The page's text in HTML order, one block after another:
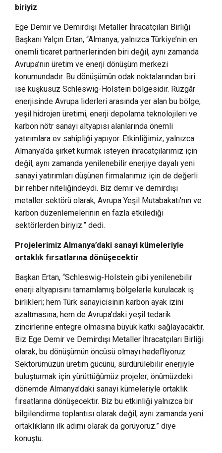
biriyiz
Ege Demir ve Demirdışı Metaller İhracatçıları Birliği
Başkanı Yalçın Ertan, “Almanya, yalnızca Türkiye’nin en
önemli ticaret partnerlerinden biri değil, aynı zamanda
Avrupa’nın üretim ve enerji dönüşüm merkezi
konumundadır. Bu dönüşümün odak noktalarından biri
ise kuşkusuz Schleswig-Holstein bölgesidir. Rüzgâr
enerjisinde Avrupa liderleri arasında yer alan bu bölge;
yeşil hidrojen üretimi, enerji depolama teknolojileri ve
karbon nötr sanayi altyapısı alanlarında önemli
yatırımlara ev sahipliği yapıyor. Etkinliğimiz, yalnızca
Almanya’da şirket kurmak isteyen ihracatçılarımız için
değil, aynı zamanda yenilenebilir enerjiye dayalı yeni
sanayi yatırımları düşünen firmalarımız için de değerli
bir rehber niteliğindeydi. Biz demir ve demirdışı
metaller sektörü olarak, Avrupa Yeşil Mutabakatı’nın ve
karbon düzenlemelerinin en fazla etkilediği
sektörlerden biriyiz.” dedi.
Projelerimiz Almanya’daki sanayi kümeleriyle
ortaklık fırsatlarına dönüşecektir
Başkan Ertan, “Schleswig-Holstein gibi yenilenebilir
enerji altyapısını tamamlamış bölgelerle kurulacak iş
birlikleri; hem Türk sanayicisinin karbon ayak izini
azaltmasına, hem de Avrupa’daki yeşil tedarik
zincirlerine entegre olmasına büyük katkı sağlayacaktır.
Biz Ege Demir ve Demirdışı Metaller İhracatçıları Birliği
olarak, bu dönüşümün öncüsü olmayı hedefliyoruz.
Sektörümüzün üretim gücünü, sürdürülebilir enerjiyle
buluşturmak için yürüttüğümüz projeler; önümüzdeki
dönemde Almanya’daki sanayi kümeleriyle ortaklık
fırsatlarına dönüşecektir. Biz bu etkinliği yalnızca bir
bilgilendirme toplantısı olarak değil, aynı zamanda yeni
ortaklıkların ilk adımı olarak da görüyoruz.” diye
konuştu.